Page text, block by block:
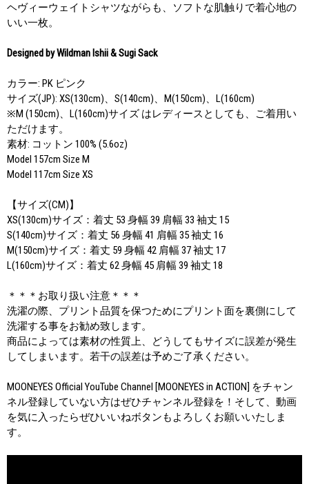
ヘヴィーウェイトシャツながらも、ソフトな肌触りで着心地の
いい一枚。
Designed by Wildman Ishii & Sugi Sack
カラー: PK ピンク
サイズ(JP): XS(130cm)、S(140cm)、M(150cm)、L(160cm)
※M (150cm)、L(160cm)サイズ はレディースとしても、ご着用い
ただけます。
素材: コットン 100% (5.6oz)
Model 157cm Size M
Model 117cm Size XS
【サイズ(CM)】
XS(130cm)サイズ：着丈 53 身幅 39 肩幅 33 袖丈 15
S(140cm)サイズ：着丈 56 身幅 41 肩幅 35 袖丈 16
M(150cm)サイズ：着丈 59 身幅 42 肩幅 37 袖丈 17
L(160cm)サイズ：着丈 62 身幅 45 肩幅 39 袖丈 18
＊＊＊お取り扱い注意＊＊＊
洗濯の際、プリント品質を保つためにプリント面を裏側にして
洗濯する事をお勧め致します。
商品によっては素材の性質上、どうしてもサイズに誤差が発生
してしまいます。若干の誤差は予めご了承ください。
MOONEYES Official YouTube Channel [MOONEYES in ACTION] をチャン
ネル登録していない方はぜひチャンネル登録を！そして、動画
を気に入ったらぜひいいねボタンもよろしくお願いいたしま
す。